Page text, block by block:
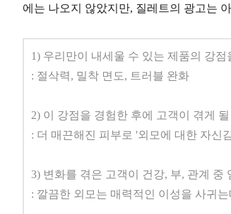
에는 나오지 않았지만, 질레트의 광고는
1) 우리만이 내세울 수 있는 제품의 강점
: 절삭력, 밀착 면도, 트러블 완화
2) 이 강점을 경험한 후에 고객이 겪게
: 더 매끈해진 피부로 '외모에 대한 자신
3) 변화를 겪은 고객이 건강, 부, 관계 중
: 깔끔한 외모는 매력적인 이성을 사귀